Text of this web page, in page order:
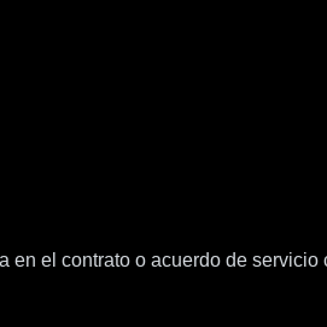
el contrato o acuerdo de servicio